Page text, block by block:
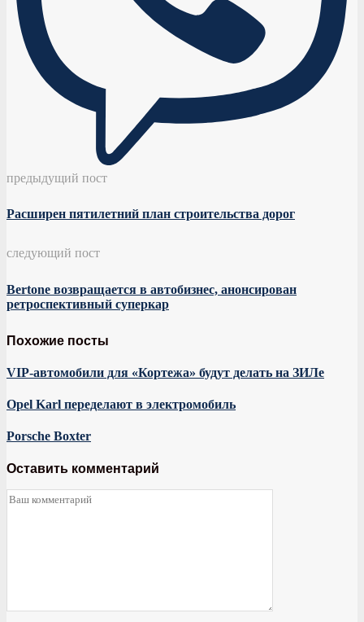
предыдущий пост
Расширен пятилетний план строительства дорог
следующий пост
Bertone возвращается в автобизнес, анонсирован
ретроспективный суперкар
Похожие посты
VIP-автомобили для «Кортежа» будут делать на ЗИЛе
Opel Karl переделают в электромобиль
Porsche Boxter
Оставить комментарий